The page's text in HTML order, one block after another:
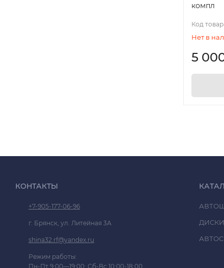
компл
Код
Нет в
5
КОНТАКТЫ
+7-905-177-06-96
г. Брянск, ул. Литейная 3А
shina32.rf@yandex.ru
Режим работы:
Пн-Пт 9:00—19:00; Сб-Вс 10:00-18:00
ДИСКИ